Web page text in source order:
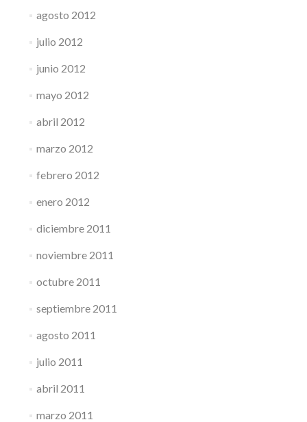
agosto 2012
julio 2012
junio 2012
mayo 2012
abril 2012
marzo 2012
febrero 2012
enero 2012
diciembre 2011
noviembre 2011
octubre 2011
septiembre 2011
agosto 2011
julio 2011
abril 2011
marzo 2011